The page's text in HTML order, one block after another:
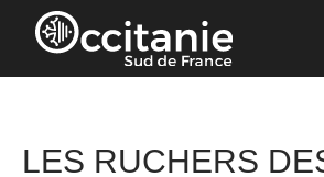
Panneau de gestion des cookies
LES RUCHERS